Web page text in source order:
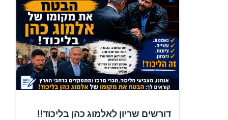
דורשים שריון לאלמוג כהן בליכוד‼️